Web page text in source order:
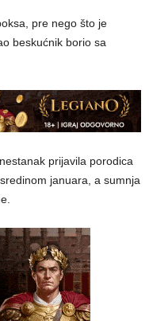
pre nego što je
beskućnik borio sa
prijavila porodica
januara, a sumnja